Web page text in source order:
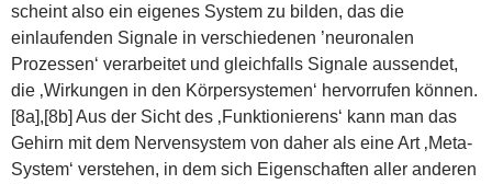
scheint also ein eigenes System zu bilden, das die
einlaufenden Signale in verschiedenen ’neuronalen
Prozessen‘ verarbeitet und gleichfalls Signale aussendet,
die ‚Wirkungen in den Körpersystemen‘ hervorrufen können.
[8a],[8b] Aus der Sicht des ‚Funktionierens‘ kann man das
Gehirn mit dem Nervensystem von daher als eine Art ‚Meta-
System‘ verstehen, in dem sich Eigenschaften aller anderen